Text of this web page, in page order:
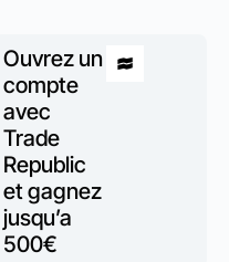
Ouvrez un
compte
avec
Trade
Republic
et gagnez
jusqu’a
500€